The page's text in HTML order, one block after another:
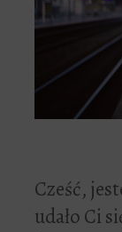
Cześć,
udało Ci